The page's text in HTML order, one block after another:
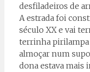
desfiladeiros de
A estrada foi
século XX e vai
terrinha pirilampa
almoçar num
dona estava mais